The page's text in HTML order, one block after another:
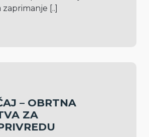
zaprimanje [..]
– OBRTNA
ZA